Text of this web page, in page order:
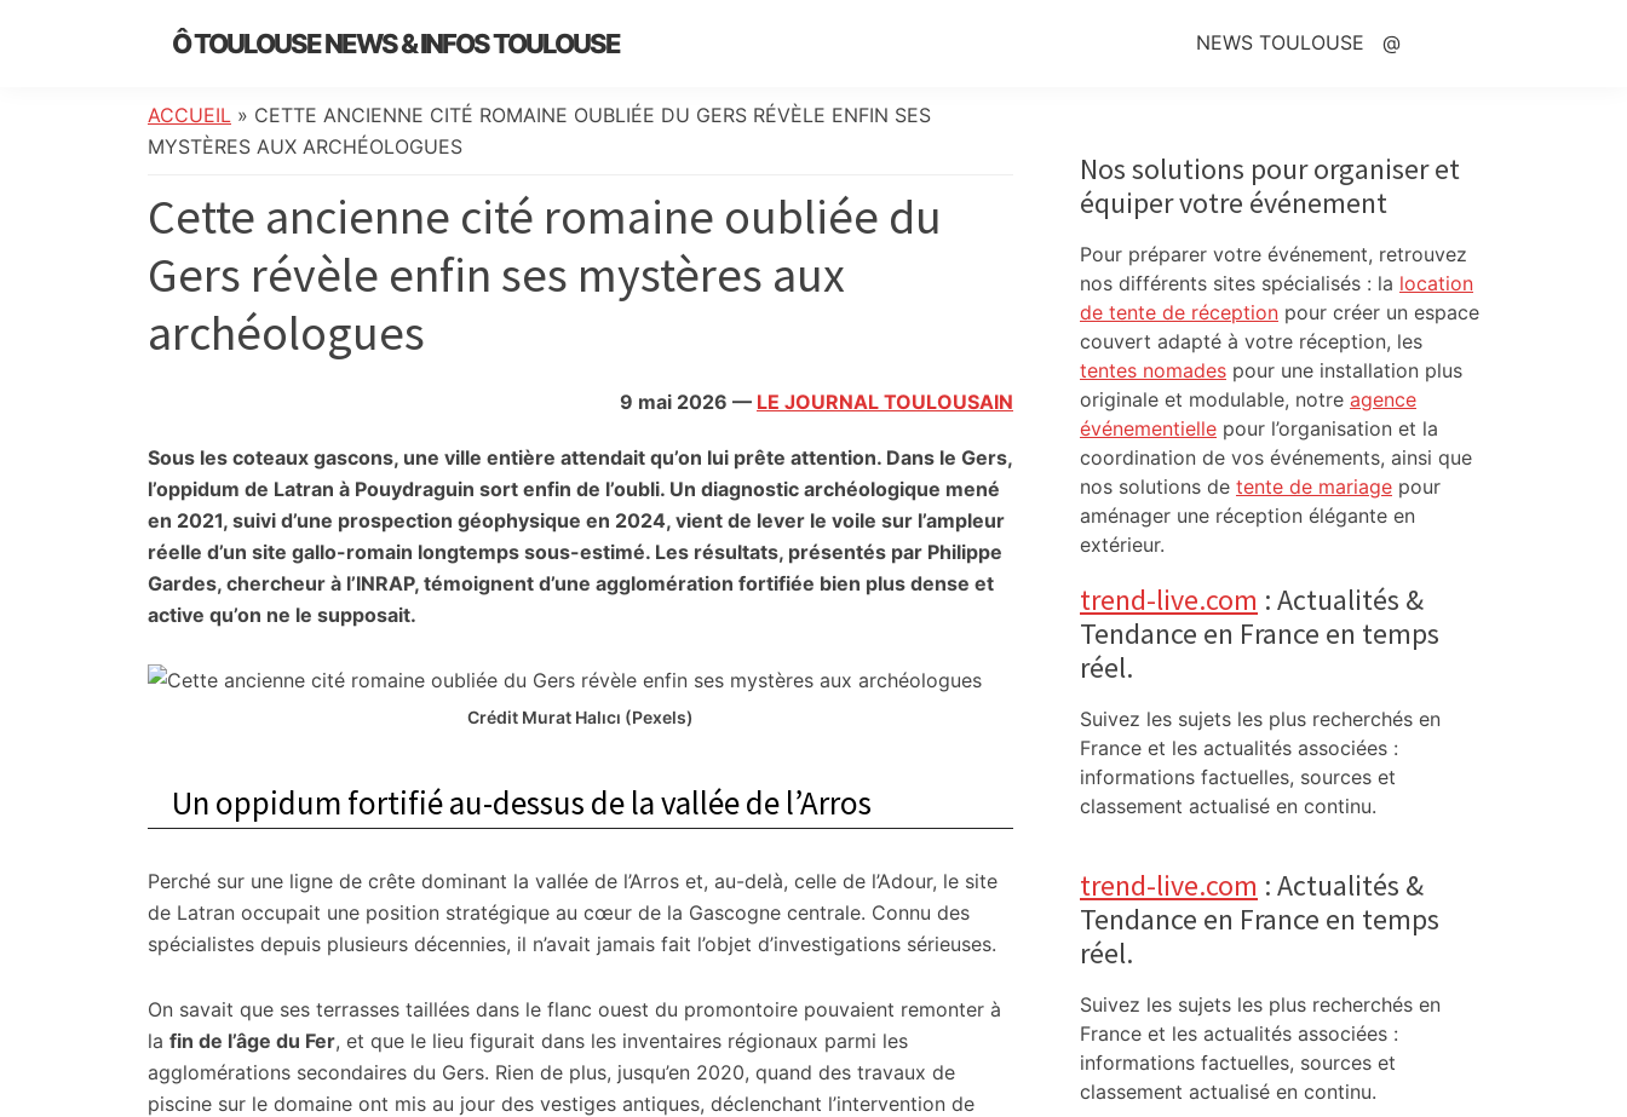
Ô TOULOUSE NEWS & INFOS TOULOUSE
de
l’actualité
:
info
locale,
société,
culture,
politique,
divers
et
initiatives
citoyennes
NEWS TOULOUSE @
ACCUEIL » CETTE ANCIENNE CITÉ ROMAINE OUBLIÉE DU GERS RÉVÈLE ENFIN SES
MYSTÈRES AUX ARCHÉOLOGUES
Cette ancienne cité romaine oubliée du
Gers révèle enfin ses mystères aux
archéologues
9 mai 2026 — LE JOURNAL TOULOUSAIN
Sous les coteaux gascons, une ville entière attendait qu’on lui prête attention. Dans le Gers,
l’oppidum de Latran à Pouydraguin sort enfin de l’oubli. Un diagnostic archéologique mené
en 2021, suivi d’une prospection géophysique en 2024, vient de lever le voile sur l’ampleur
réelle d’un site gallo-romain longtemps sous-estimé. Les résultats, présentés par Philippe
Gardes, chercheur à l’INRAP, témoignent d’une agglomération fortifiée bien plus dense et
active qu’on ne le supposait.
Crédit Murat Halıcı (Pexels)
Un oppidum fortifié au-dessus de la vallée de l’Arros
Perché sur une ligne de crête dominant la vallée de l’Arros et, au-delà, celle de l’Adour, le site
de Latran occupait une position stratégique au cœur de la Gascogne centrale. Connu des
spécialistes depuis plusieurs décennies, il n’avait jamais fait l’objet d’investigations sérieuses.
On savait que ses terrasses taillées dans le flanc ouest du promontoire pouvaient remonter à
la fin de l’âge du Fer, et que le lieu figurait dans les inventaires régionaux parmi les
agglomérations secondaires du Gers. Rien de plus, jusqu’en 2020, quand des travaux de
piscine sur le domaine ont mis au jour des vestiges antiques, déclenchant l’intervention de
Sidebar
Nos solutions pour organiser et
équiper votre événement
Pour préparer votre événement, retrouvez
nos différents sites spécialisés : la location
de tente de réception pour créer un espace
couvert adapté à votre réception, les
tentes nomades pour une installation plus
originale et modulable, notre agence
événementielle pour l’organisation et la
coordination de vos événements, ainsi que
nos solutions de tente de mariage pour
aménager une réception élégante en
extérieur.
trend-live.com : Actualités &
Tendance en France en temps
réel.
Suivez les sujets les plus recherchés en
France et les actualités associées :
informations factuelles, sources et
classement actualisé en continu.
trend-live.com : Actualités &
Tendance en France en temps
réel.
Suivez les sujets les plus recherchés en
France et les actualités associées :
informations factuelles, sources et
classement actualisé en continu.